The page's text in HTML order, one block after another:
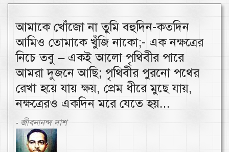
আমাকে খোঁজো না তুমি বহুদিন-কতদিন
আমিও তোমাকে খুঁজি নাকো;- এক নক্ষত্রের
নিচে তবু – একই আলো পৃথিবীর পারে
আমরা দুজনে আছি; পৃথিবীর পুরনো পথের
রেখা হয়ে যায় ক্ষয়, প্রেম ধীরে মুছে যায়,
নক্ষত্রেরও একদিন মরে যেতে হয়...
- জীবনানন্দ দাশ